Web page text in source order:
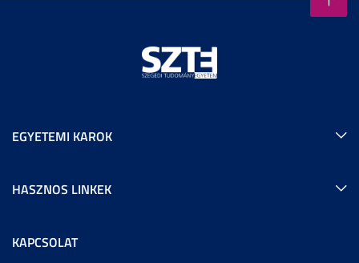
EGYETEMI KAROK
HASZNOS LINKEK
KAPCSOLAT